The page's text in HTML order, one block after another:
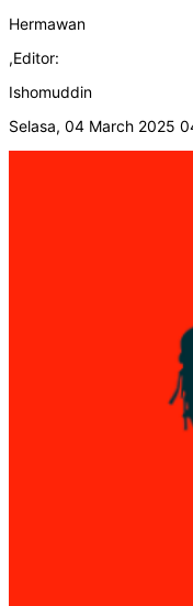
Hermawan
,Editor:
Ishomuddin
Selasa, 04 March 2025